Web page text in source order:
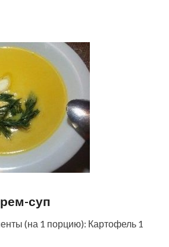
суп
(на 1 порцию): Картофель 1